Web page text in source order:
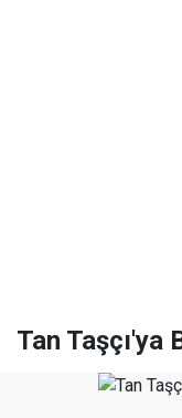
Tan Taşçı'ya